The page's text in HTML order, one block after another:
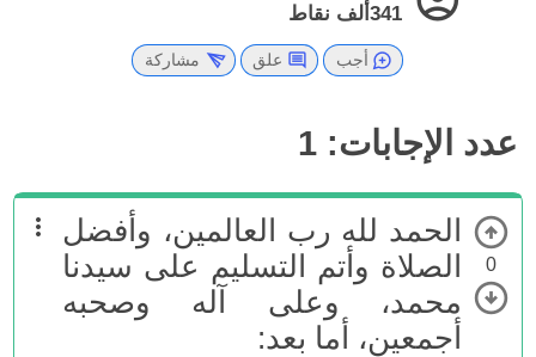
341ألف
نقاط
أجب علق مشاركة
عدد الإجابات: 1
0
الحمد لله رب العالمين، وأفضل
الصلاة وأتم التسليم على سيدنا
محمد، وعلى آله وصحبه
أجمعين، أما بعد: